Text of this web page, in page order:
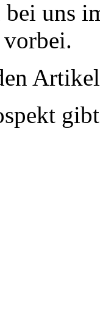
uns
vorbei.